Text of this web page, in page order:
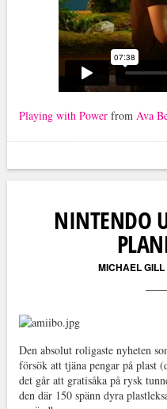
Playing with Powerfrom Ava
NINTENDO
MICHAEL GILL
Den absolut roligaste nyheten
försök att tjäna pengar på plast
det går att gratisåka på rysk
den där 150 spänn dyra